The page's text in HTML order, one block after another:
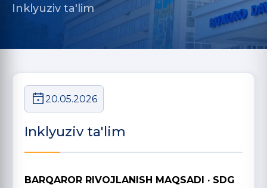
Inklyuziv ta'lim
20.05.2026
Inklyuziv ta'lim
BARQAROR RIVOJLANISH MAQSADI · SDG